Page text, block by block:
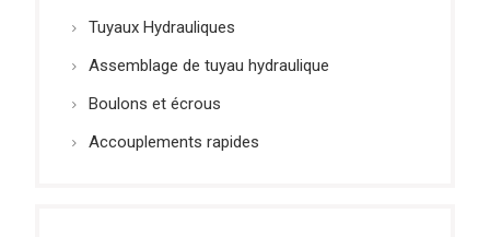
Tuyaux Hydrauliques
Assemblage de tuyau hydraulique
Boulons et écrous
Accouplements rapides